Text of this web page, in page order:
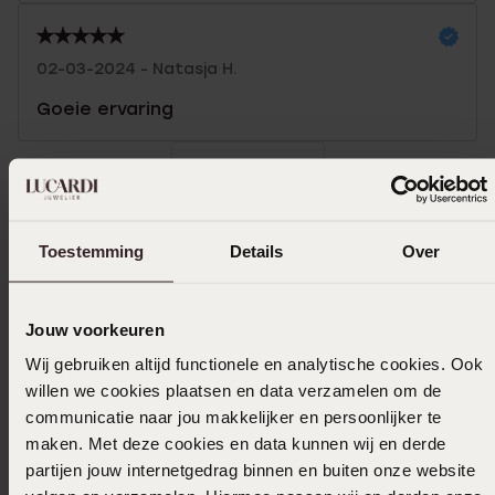
Toestemming Details Over
Jouw voorkeuren
Wij gebruiken altijd functionele en analytische cookies. Ook
willen we cookies plaatsen en data verzamelen om de
communicatie naar jou makkelijker en persoonlijker te
maken. Met deze cookies en data kunnen wij en derde
partijen jouw internetgedrag binnen en buiten onze website
02-03-2024 - Natasja H.
Goeie ervaring
In winkelmand
Ook leuk voor jou